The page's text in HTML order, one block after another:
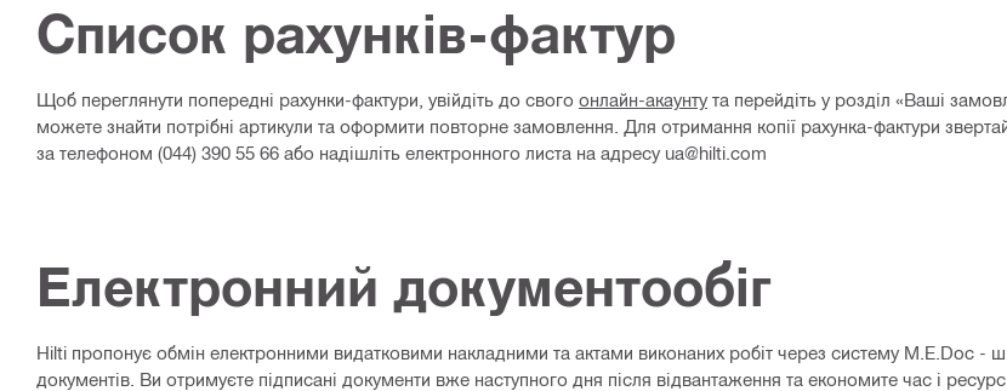
Список рахунків-фактур
Щоб переглянути попередні рахунки-фактури, увійдіть до свого онлайн-акаунту та перейдіть у розділ «Ваші
можете знайти потрібні артикули та оформити повторне замовлення. Для отримання копії рахунка-фактури
за телефоном (044) 390 55 66 або надішліть електронного листа на адресу ua@hilti.com
Електронний документообіг
Hilti пропонує обмін електронними видатковими накладними та актами виконаних робіт через систему M.E.Doc -
документів. Ви отримуєте підписані документи вже наступного дня після відвантаження та економите час і